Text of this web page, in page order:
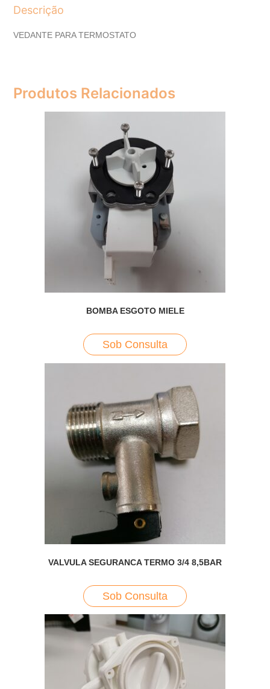
Descrição
VEDANTE PARA TERMOSTATO
Produtos Relacionados
BOMBA ESGOTO MIELE
Sob Consulta
VALVULA SEGURANCA TERMO 3/4 8,5BAR
Sob Consulta